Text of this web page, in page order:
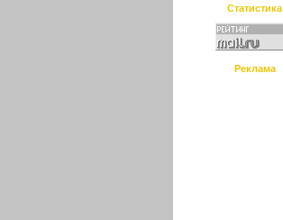
Статистика
Реклама